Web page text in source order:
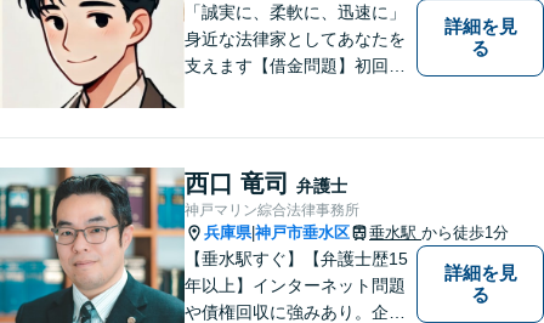
「誠実に、柔軟に、迅速に」
身近な法律家としてあなたを
支えます【借金問題】初回相
続問題】生前対策から相続発
生後の手続き・トラブル対応
までワンストップで対応【オ
ンライン面談OK】
詳細を見
る
西口 竜司 弁護士
神戸マリン綜合法律事務所
兵庫県|神戸市垂水区 垂水駅 から徒歩1分
【垂水駅すぐ】【弁護士歴15
年以上】インターネット問題
や債権回収に強みあり。企業
詳細を見
る